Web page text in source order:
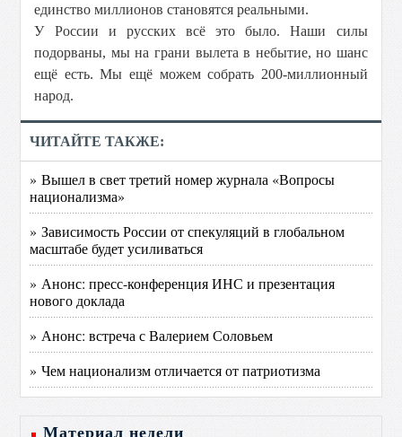
единство миллионов становятся реальными.
У России и русских всё это было. Наши силы
подорваны, мы на грани вылета в небытие, но шанс
ещё есть. Мы ещё можем собрать 200-миллионный
народ.
ЧИТАЙТЕ ТАКЖЕ:
» Вышел в свет третий номер журнала «Вопросы
национализма»
» Зависимость России от спекуляций в глобальном
масштабе будет усиливаться
» Анонс: пресс-конференция ИНС и презентация
нового доклада
» Анонс: встреча с Валерием Соловьем
» Чем национализм отличается от патриотизма
Материал недели